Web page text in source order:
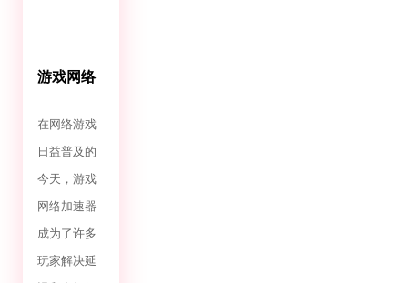
游戏网络
费永久
在网络游戏
日益普及的
今天，游戏
网络加速器
成为了许多
玩家解决延